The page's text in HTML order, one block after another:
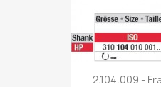
2.104.009 -